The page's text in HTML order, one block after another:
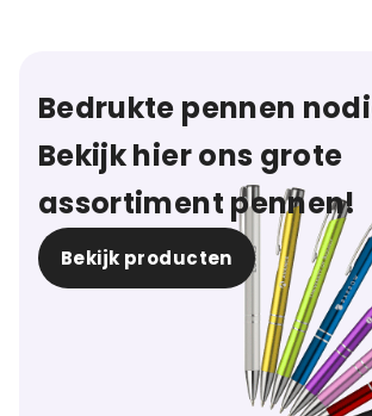
Bedrukte pennen
Bekijk hier ons grote
assortiment pennen!
Bekijk producten